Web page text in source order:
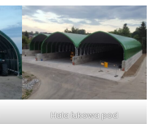
Hala łukowa pod